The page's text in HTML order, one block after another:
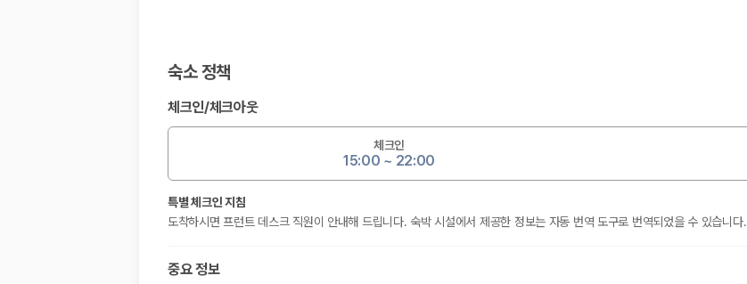
숙소 정책
체크인/체크아웃
체크인
15:00 ~ 22:00
특별 체크인 지침
도착하시면 프런트 데스크 직원이 안내해 드립니다. 숙박 시설에서 제공한 정보는 자동 번역 도구로 번역되었을 수 있습니다.
중요 정보